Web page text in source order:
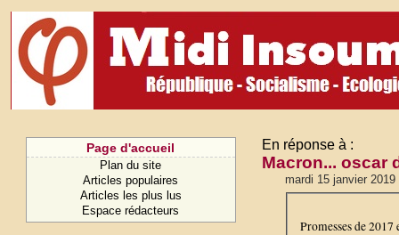
Page d'accueil
Plan du site
Articles populaires
Articles les plus lus
Espace rédacteurs
En réponse à :
Macron... oscar
mardi 15 janvier 2019
Promesses de